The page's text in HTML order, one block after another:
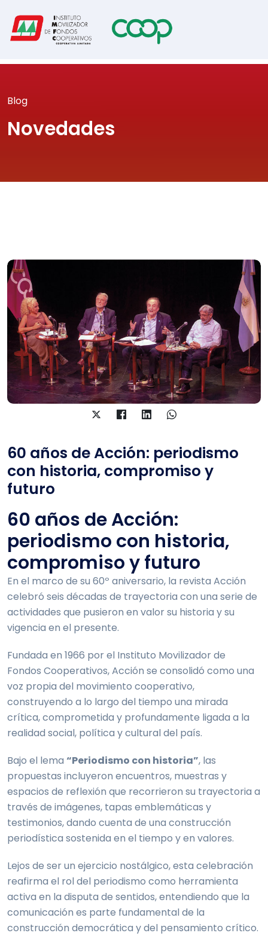
Blog
Novedades
60 años de Acción: periodismo
con historia, compromiso y
futuro
60 años de Acción:
periodismo con historia,
compromiso y futuro
En el marco de su 60º aniversario, la revista Acción
celebró seis décadas de trayectoria con una serie de
actividades que pusieron en valor su historia y su
vigencia en el presente.
Fundada en 1966 por el Instituto Movilizador de
Fondos Cooperativos, Acción se consolidó como una
voz propia del movimiento cooperativo,
construyendo a lo largo del tiempo una mirada
crítica, comprometida y profundamente ligada a la
realidad social, política y cultural del país.
Bajo el lema “Periodismo con historia”, las
propuestas incluyeron encuentros, muestras y
espacios de reflexión que recorrieron su trayectoria a
través de imágenes, tapas emblemáticas y
testimonios, dando cuenta de una construcción
periodística sostenida en el tiempo y en valores.
Lejos de ser un ejercicio nostálgico, esta celebración
reafirma el rol del periodismo como herramienta
activa en la disputa de sentidos, entendiendo que la
comunicación es parte fundamental de la
construcción democrática y del pensamiento crítico.